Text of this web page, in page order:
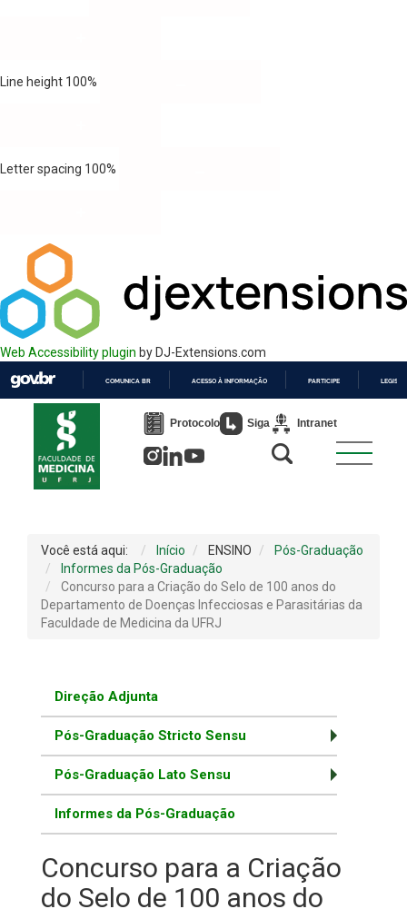
Line height 100%
Letter spacing 100%
Web Accessibility plugin by DJ-Extensions.com
PARA
COMUNICA BR ACESSO À INFORMAÇÃO PARTICIPE
Protocolo Siga Intranet
Você está aqui: Início ENSINO
Pós-Graduação
Informes da Pós-Graduação
Concurso para a Criação do Selo de 100 anos do
Departamento de Doenças Infecciosas e Parasitárias da
Faculdade de Medicina da UFRJ
Direção Adjunta
Pós-Graduação Stricto Sensu
Pós-Graduação Lato Sensu
Informes da Pós-Graduação
Concurso para a Criação
do Selo de 100 anos do